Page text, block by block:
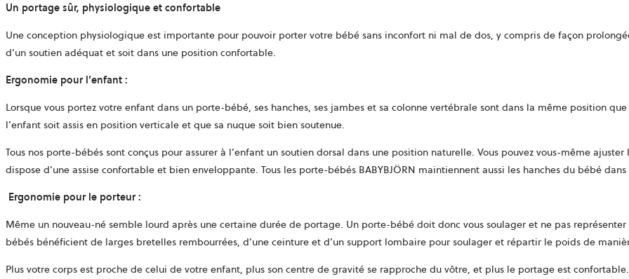
Un portage sûr, physiologique et confortable
Une conception physiologique est importante pour pouvoir porter votre bébé sans inconfort ni mal de dos, y compris de façon
d’un soutien adéquat et soit dans une position confortable.
Ergonomie pour l’enfant :
Lorsque vous portez votre enfant dans un porte-bébé, ses hanches, ses jambes et sa colonne vertébrale sont dans la même position
l’enfant soit assis en position verticale et que sa nuque soit bien soutenue.
Tous nos porte-bébés sont conçus pour assurer à l’enfant un soutien dorsal dans une position naturelle. Vous pouvez vous-même
dispose d’une assise confortable et bien enveloppante. Tous les porte-bébés BABYBJÖRN maintiennent aussi les hanches du bébé
Ergonomie pour le porteur :
Même un nouveau-né semble lourd après une certaine durée de portage. Un porte-bébé doit donc vous soulager et ne pas
bébés bénéficient de larges bretelles rembourrées, d’une ceinture et d’un support lombaire pour soulager et répartir le poids de
Plus votre corps est proche de celui de votre enfant, plus son centre de gravité se rapproche du vôtre, et plus le portage est